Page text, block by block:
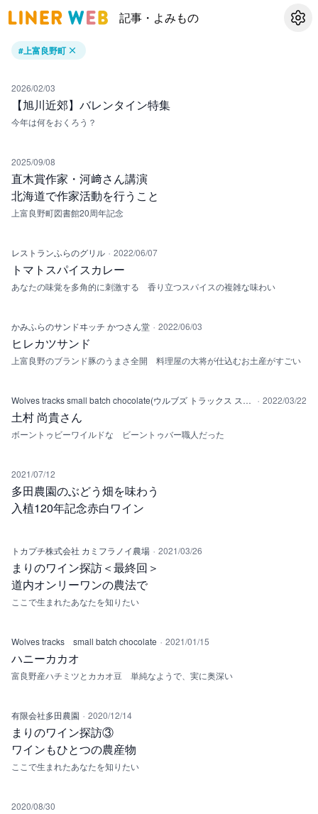
記事・よみもの 設定
#上富良野町
2026/02/03
【旭川近郊】バレンタイン特集
今年は何をおくろう？
2025/09/08
直木賞作家・河﨑さん講演
北海道で作家活動を行うこと
上富良野町図書館20周年記念
レストランふらのグリル · 2022/06/07
トマトスパイスカレー
あなたの味覚を多角的に刺激する 香り立つスパイスの複雑な味わい
かみふらのサンドヰッチ かつさん堂 · 2022/06/03
ヒレカツサンド
上富良野のブランド豚のうまさ全開 料理屋の大将が仕込むお土産がすごい
Wolves tracks small batch chocolate(ウルブズ トラックス スモールバッチチョコレート) · 2022/03/22
土村 尚貴さん
ボーントゥビーワイルドな ビーントゥバー職人だった
2021/07/12
多田農園のぶどう畑を味わう
入植120年記念赤白ワイン
トカプチ株式会社 カミフラノイ農場 · 2021/03/26
まりのワイン探訪＜最終回＞
道内オンリーワンの農法で
ここで生まれたあなたを知りたい
Wolves tracks small batch chocolate · 2021/01/15
ハニーカカオ
富良野産ハチミツとカカオ豆 単純なようで、実に奥深い
有限会社多田農園 · 2020/12/14
まりのワイン探訪③
ワインもひとつの農産物
ここで生まれたあなたを知りたい
2020/08/30